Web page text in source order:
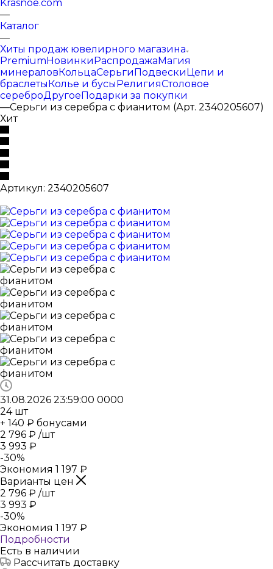
Krasnoe.com
—
Каталог
—
Хиты продаж ювелирного магазина
PremiumНовинкиРаспродажаМагия
минераловКольцаСерьгиПодвескиЦепи и
браслетыКолье и бусыРелигияСтоловое
сереброДругоеПодарки за покупки
—Серьги из серебра с фианитом (Арт. 2340205607)
Хит
Артикул: 2340205607
31.08.2026 23:59:00 0000
24 шт
+ 140 ₽ бонусами
2 796 ₽ /шт
3 993 ₽
-30%
Экономия 1 197 ₽
Варианты цен
2 796 ₽ /шт
3 993 ₽
-30%
Экономия 1 197 ₽
Подробности
Есть в наличии
Рассчитать доставку